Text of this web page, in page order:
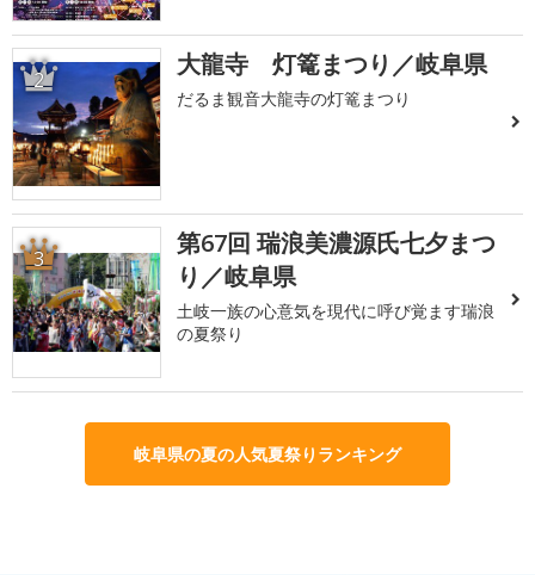
2 大龍寺 灯篭まつり／岐阜県
だるま観音大龍寺の灯篭まつり
3
第67回 瑞浪美濃源氏七夕まつ
り／岐阜県
土岐一族の心意気を現代に呼び覚ます瑞浪
の夏祭り
岐阜県の夏の人気夏祭りランキング